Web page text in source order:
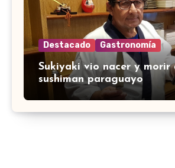
Destacado Gastronomía
Sukiyaki vio nacer y morir
sushiman paraguayo